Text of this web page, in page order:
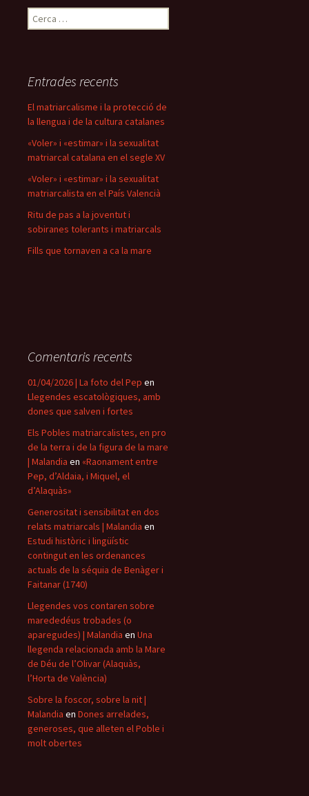
Cerca:
Entrades recents
El matriarcalisme i la protecció de
la llengua i de la cultura catalanes
«Voler» i «estimar» i la sexualitat
matriarcal catalana en el segle XV
«Voler» i «estimar» i la sexualitat
matriarcalista en el País Valencià
Ritu de pas a la joventut i
sobiranes tolerants i matriarcals
Fills que tornaven a ca la mare
Comentaris recents
01/04/2026 | La foto del Pep en
Llegendes escatològiques, amb
dones que salven i fortes
Els Pobles matriarcalistes, en pro
de la terra i de la figura de la mare
| Malandia en «Raonament entre
Pep, d’Aldaia, i Miquel, el
d’Alaquàs»
Generositat i sensibilitat en dos
relats matriarcals | Malandia en
Estudi històric i lingüístic
contingut en les ordenances
actuals de la séquia de Benàger i
Faitanar (1740)
Llegendes vos contaren sobre
marededéus trobades (o
aparegudes) | Malandia en Una
llegenda relacionada amb la Mare
de Déu de l’Olivar (Alaquàs,
l’Horta de València)
Sobre la foscor, sobre la nit |
Malandia en Dones arrelades,
generoses, que alleten el Poble i
molt obertes